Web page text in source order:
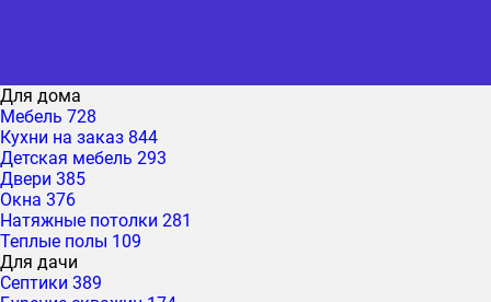
Для дома
Мебель 728
Кухни на заказ 844
Детская мебель 293
Двери 385
Окна 376
Натяжные потолки 281
Теплые полы 109
Для дачи
Септики 389